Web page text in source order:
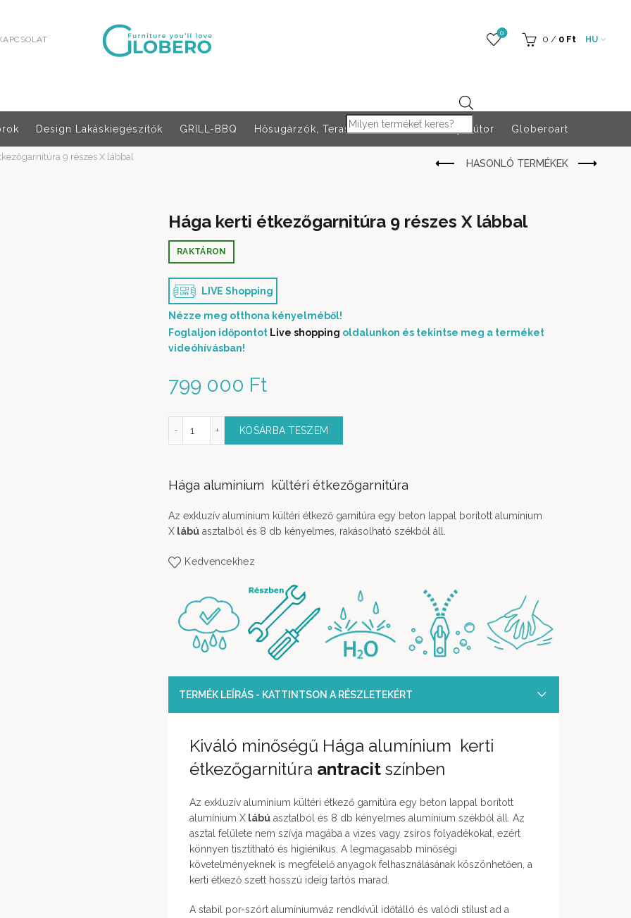
Products search
0
0 / 0 Ft HU
Design Lakáskiegészítők GRILL-BBQ Hősugárzók, Teraszfűtés Rendezvény bútor Globeroart
9 részes X lábbal
Hága kerti étkezőgarnitúra 9 részes X lábbal
799 000 Ft
RAKTÁRON
LIVE Shopping
Nézze meg otthona kényelméből!
Foglaljon időpontot Live shopping oldalunkon és tekintse meg a terméket
videóhívásban!
Hága kerti étkezőgarnitúra 9 részes X lábbal mennyiség
KOSÁRBA TESZEM
Hága alumínium kültéri étkezőgarnitúra
Az exkluzív alumínium kültéri étkező garnitúra egy beton lappal borított alumínium
X lábú asztalból és 8 db kényelmes, rakásolható székből áll.
Kedvencekhez
TERMÉK LEÍRÁS - KATTINTSON A RÉSZLETEKÉRT
Kiváló minőségű Hága alumínium kerti
étkezőgarnitúra antracit színben
Az exkluzív alumínium kültéri étkező garnitúra egy beton lappal borított
alumínium X lábú asztalból és 8 db kényelmes alumínium székből áll. Az
asztal felülete nem szívja magába a vizes vagy zsíros folyadékokat, ezért
könnyen tisztítható és higiénikus. A legmagasabb minőségi
követelményeknek is megfelelő anyagok felhasználásának köszönhetően, a
kerti étkező szett hosszú ideig tartós marad.
A stabil por-szórt alumíniumváz rendkívül időtálló és valódi stílust ad a